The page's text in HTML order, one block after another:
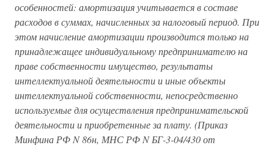
особенностей: амортизация учитывается в составе
расходов в суммах, начисленных за налоговый период. При
этом начисление амортизации производится только на
принадлежащее индивидуальному предпринимателю на
праве собственности имущество, результаты
интеллектуальной деятельности и иные объекты
интеллектуальной собственности, непосредственно
используемые для осуществления предпринимательской
деятельности и приобретенные за плату. (Приказ
Минфина РФ N 86н, МНС РФ N БГ-3-04/430 от